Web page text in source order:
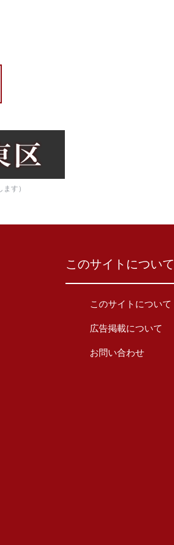
す）
このサイトについて
このサイトについて
広告掲載について
お問い合わせ